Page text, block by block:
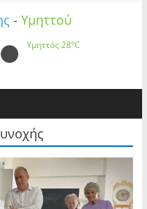
- Υμηττού
Υμηττός28°C